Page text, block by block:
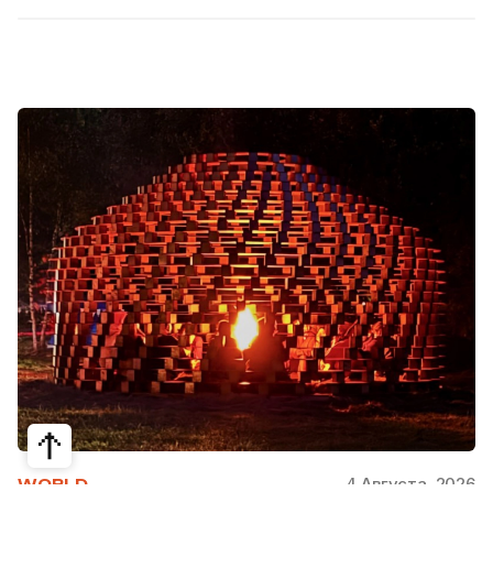
WORLD 4 Августа, 2026